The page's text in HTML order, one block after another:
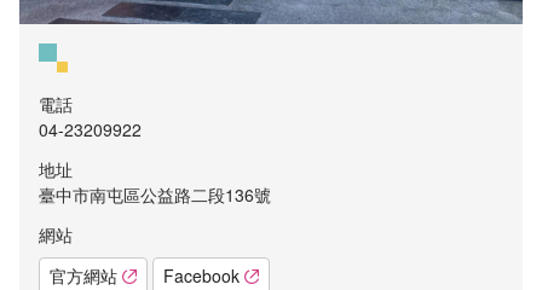
電話
04-23209922
地址
臺中市南屯區公益路二段136號
網站
官方網站
Facebook